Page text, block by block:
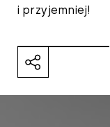
i przyjemniej!